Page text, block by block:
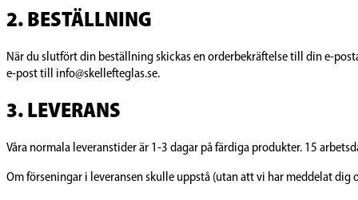
2. BESTÄLLNING
När du slutfört din beställning skickas en orderbekräftelse till din e-
e-post till info@skellefteglas.se.
3. LEVERANS
Våra normala leveranstider är 1-3 dagar på färdiga produkter. 15
Om förseningar i leveransen skulle uppstå (utan att vi har meddelat dig